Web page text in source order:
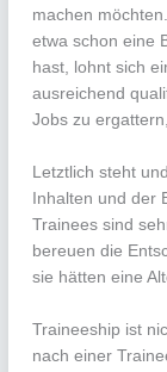
machen
etwa schon eine
hast, lohnt sich
ausreichend
Jobs zu
Letztlich steht
Inhalten und der
Trainees sind
bereuen die
sie hätten eine
Traineeship ist
nach einer